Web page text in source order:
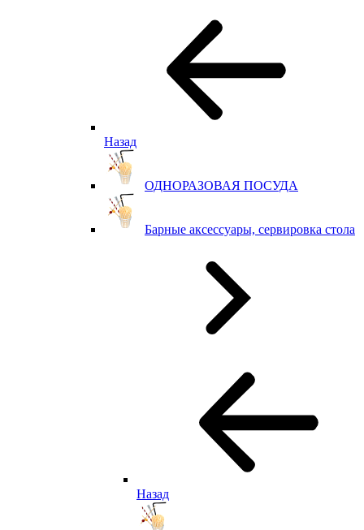
Назад
ОДНОРАЗОВАЯ ПОСУДА
Барные аксессуары, сервировка стола
Назад